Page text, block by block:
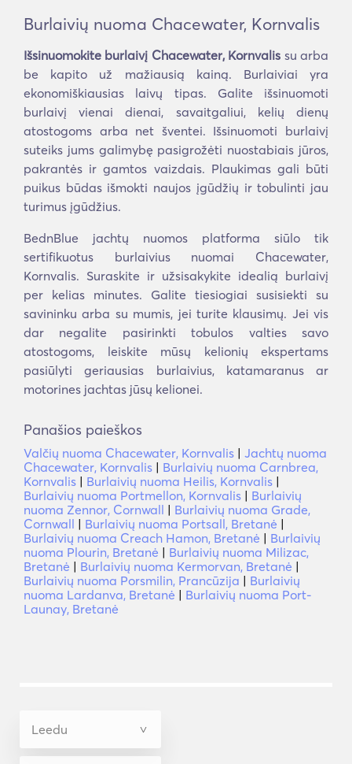
Burlaivių nuoma Chacewater, Kornvalis
Išsinuomokite burlaivį Chacewater, Kornvalis su arba
be kapito už mažiausią kainą. Burlaiviai yra
ekonomiškiausias laivų tipas. Galite išsinuomoti
burlaivį vienai dienai, savaitgaliui, kelių dienų
atostogoms arba net šventei. Išsinuomoti burlaivį
suteiks jums galimybę pasigrožėti nuostabiais jūros,
pakrantės ir gamtos vaizdais. Plaukimas gali būti
puikus būdas išmokti naujos įgūdžių ir tobulinti jau
turimus įgūdžius.
BednBlue jachtų nuomos platforma siūlo tik
sertifikuotus burlaivius nuomai Chacewater,
Kornvalis. Suraskite ir užsisakykite idealią burlaivį
per kelias minutes. Galite tiesiogiai susisiekti su
savininku arba su mumis, jei turite klausimų. Jei vis
dar negalite pasirinkti tobulos valties savo
atostogoms, leiskite mūsų kelionių ekspertams
pasiūlyti geriausias burlaivius, katamaranus ar
motorines jachtas jūsų kelionei.
Panašios paieškos
Valčių nuoma Chacewater, Kornvalis | Jachtų nuoma
Chacewater, Kornvalis | Burlaivių nuoma Carnbrea,
Kornvalis | Burlaivių nuoma Heilis, Kornvalis |
Burlaivių nuoma Portmellon, Kornvalis | Burlaivių
nuoma Zennor, Cornwall | Burlaivių nuoma Grade,
Cornwall | Burlaivių nuoma Portsall, Bretanė |
Burlaivių nuoma Creach Hamon, Bretanė | Burlaivių
nuoma Plourin, Bretanė | Burlaivių nuoma Milizac,
Bretanė | Burlaivių nuoma Kermorvan, Bretanė |
Burlaivių nuoma Porsmilin, Prancūzija | Burlaivių
nuoma Lardanva, Bretanė | Burlaivių nuoma Port-
Launay, Bretanė